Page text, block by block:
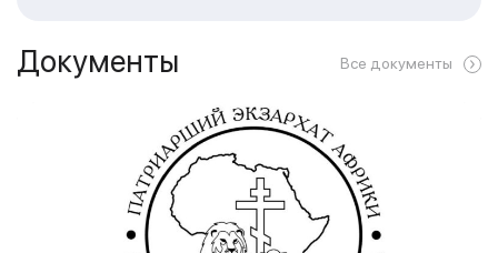
Документы Все документы